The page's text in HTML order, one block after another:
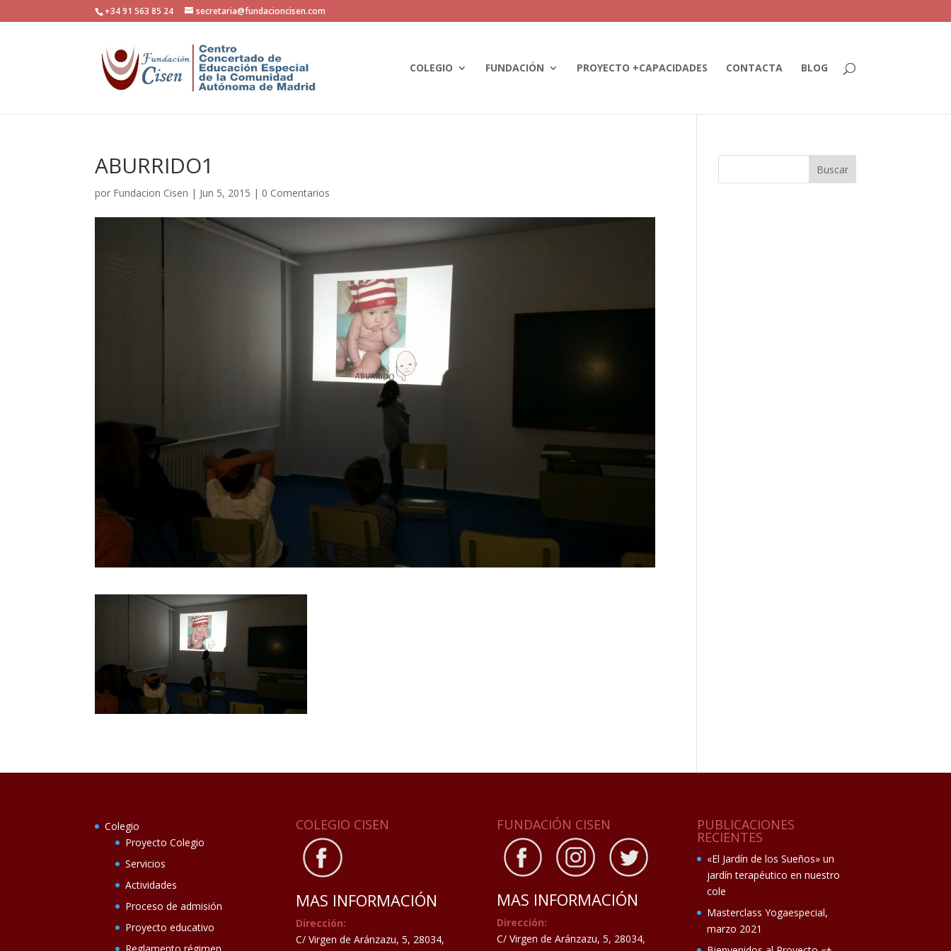
+34 91 563 85 24 secretaria@fundacioncisen.com
COLEGIO FUNDACIÓN PROYECTO +CAPACIDADES CONTACTA BLOG
ABURRIDO1
por Fundacion Cisen | Jun 5, 2015 | 0 Comentarios
Colegio
Proyecto Colegio
Servicios
Actividades
Proceso de admisión
Proyecto educativo
COLEGIO CISEN
MAS INFORMACIÓN
Dirección:
C/ Virgen de Aránzazu, 5, 28034,
FUNDACIÓN CISEN
MAS INFORMACIÓN
Dirección:
C/ Virgen de Aránzazu, 5, 28034,
PUBLICACIONES
RECIENTES
«El Jardín de los Sueños» un
jardín terapéutico en nuestro
cole
Masterclass Yogaespecial,
marzo 2021